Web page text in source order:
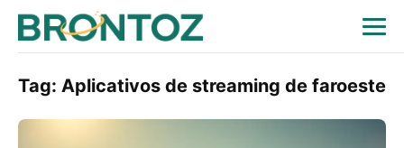
Tag: Aplicativos de streaming de faroeste